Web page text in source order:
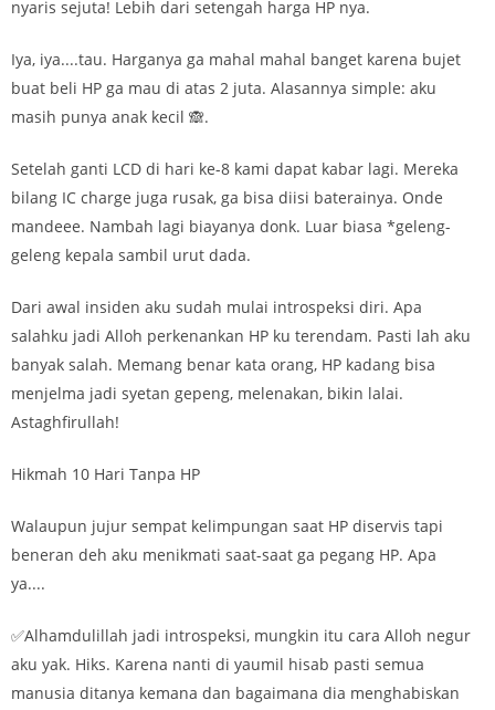
nyaris sejuta! Lebih dari setengah harga HP nya.
Iya, iya....tau. Harganya ga mahal mahal banget karena bujet
buat beli HP ga mau di atas 2 juta. Alasannya simple: aku
masih punya anak kecil 🙈.
Setelah ganti LCD di hari ke-8 kami dapat kabar lagi. Mereka
bilang IC charge juga rusak, ga bisa diisi baterainya. Onde
mandeee. Nambah lagi biayanya donk. Luar biasa *geleng-
geleng kepala sambil urut dada.
Dari awal insiden aku sudah mulai introspeksi diri. Apa
salahku jadi Alloh perkenankan HP ku terendam. Pasti lah aku
banyak salah. Memang benar kata orang, HP kadang bisa
menjelma jadi syetan gepeng, melenakan, bikin lalai.
Astaghfirullah!
Hikmah 10 Hari Tanpa HP
Walaupun jujur sempat kelimpungan saat HP diservis tapi
beneran deh aku menikmati saat-saat ga pegang HP. Apa
ya....
✅Alhamdulillah jadi introspeksi, mungkin itu cara Alloh negur
aku yak. Hiks. Karena nanti di yaumil hisab pasti semua
manusia ditanya kemana dan bagaimana dia menghabiskan